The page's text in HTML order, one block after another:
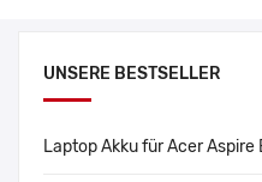
UNSERE BESTSELLER
Laptop Akku für Acer Aspire